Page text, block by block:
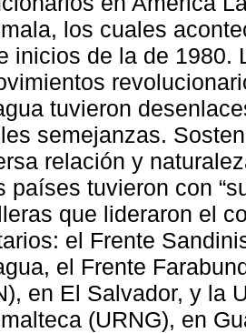
los cuales
inicios de la de 1980.
tuvieron
semejanzas.
relación y
países tuvieron con
que lideraron el
el Frente
el Frente
en El Salvador, y la
(URNG), en